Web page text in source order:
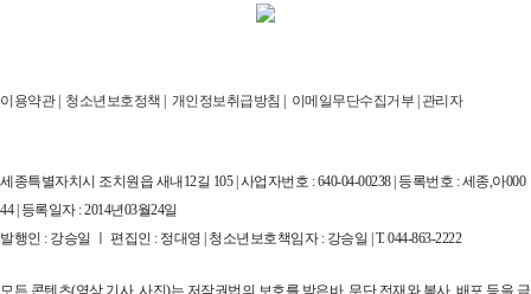
이용약관| 청소년보호정책 | 개인정보취급방침 | 이메일무단수집거부 | 관리자
세종특별자치시 조치원읍 새내12길 105 | 사업자번호 : 640-04-00238 | 등록번호 : 세종,아000
44 | 등록일자 : 2014년03월24일
발행인 : 강승일 ㅣ 편집인 : 정대영 | 청소년보호책임자 : 강승일 | T. 044-863-2222
모든 콘텐츠(영상,기사, 사진)는 저작권법의 보호를 받은바, 무단 전재와 복사, 배포 등을 금